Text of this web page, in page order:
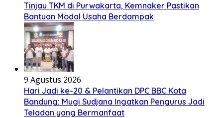
Tinjau TKM di Purwakarta, Kemnaker Pastikan
Bantuan Modal Usaha Berdampak
9 Agustus 2026
Hari Jadi ke-20 & Pelantikan DPC BBC Kota
Bandung: Mugi Sudjana Ingatkan Pengurus Jadi
Teladan yang Bermanfaat